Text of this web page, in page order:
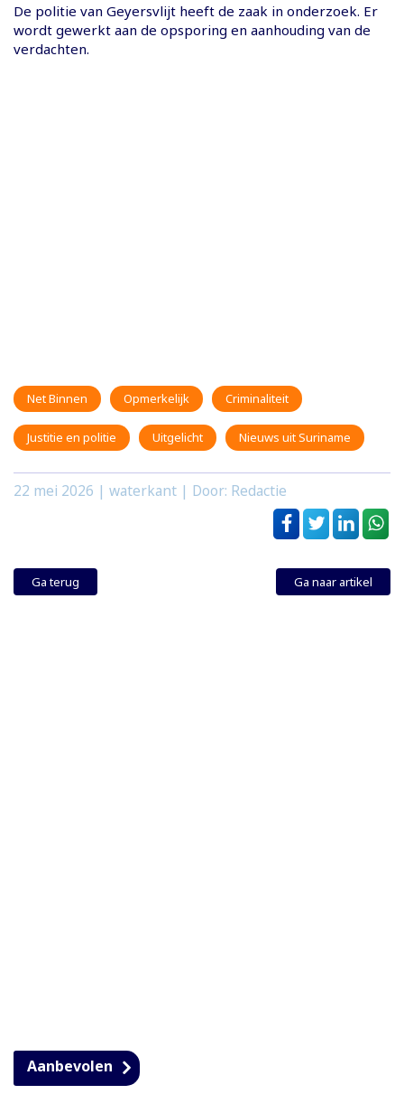
De politie van Geyersvlijt heeft de zaak in onderzoek. Er
wordt gewerkt aan de opsporing en aanhouding van de
verdachten.
Net Binnen Opmerkelijk Criminaliteit
Justitie en politie Uitgelicht Nieuws uit Suriname
22 mei 2026 | waterkant | Door: Redactie
Ga terug Ga naar artikel
Aanbevolen